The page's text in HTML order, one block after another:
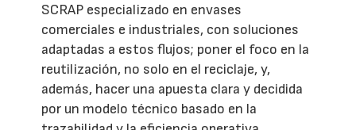
SCRAP especializado en envases
comerciales e industriales, con soluciones
adaptadas a estos flujos; poner el foco en la
reutilización, no solo en el reciclaje, y,
además, hacer una apuesta clara y decidida
por un modelo técnico basado en la